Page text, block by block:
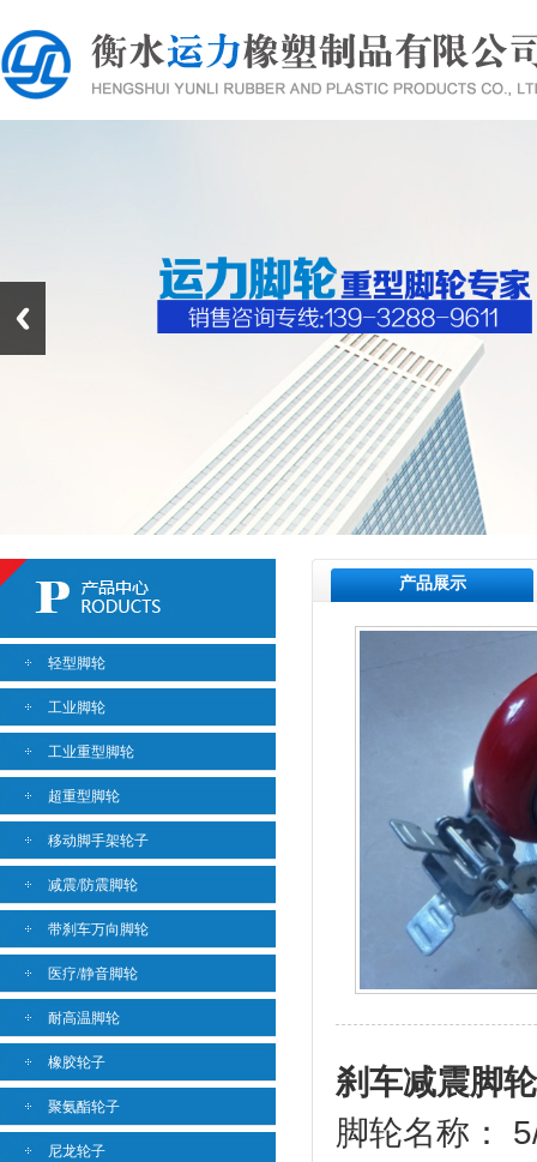
轻型脚轮
工业脚轮
工业重型脚轮
超重型脚轮
移动脚手架轮子
减震/防震脚轮
带刹车万向脚轮
医疗/静音脚轮
耐高温脚轮
橡胶轮子
聚氨酯轮子
尼龙轮子
产品展示
刹车减震脚
脚轮名称：